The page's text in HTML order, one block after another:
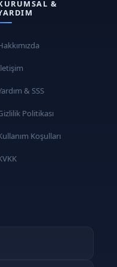
Çalışma:
Maçlar:
için mini maçlar
course #istanbul-
#istanbul-
&
& SSS
Politikası
Koşulları